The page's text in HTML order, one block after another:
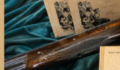
Aplikacja
Nasza aplikacja to
miłośnika łowiectwa,
bieżąco z